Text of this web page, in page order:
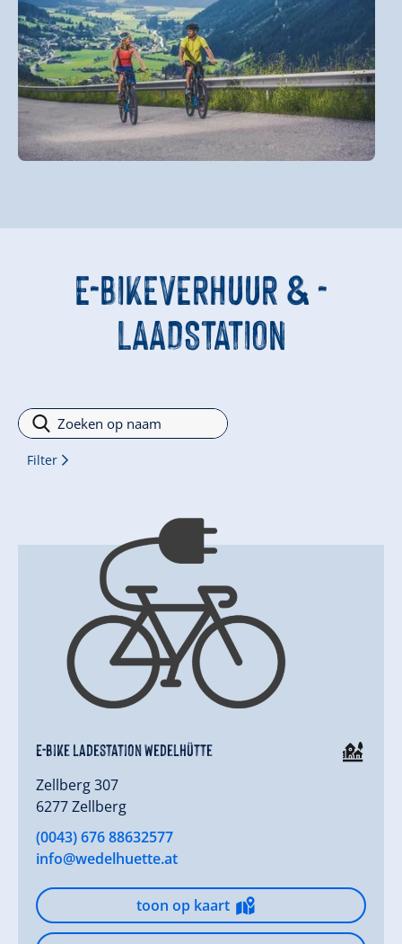
E-BIKEVERHUUR & -
LAADSTATION
Filter
E-Bike Ladestation Wedelhütte
Zellberg 307
6277 Zellberg
(0043) 676 88632577
info@wedelhuette.at
toon op kaart